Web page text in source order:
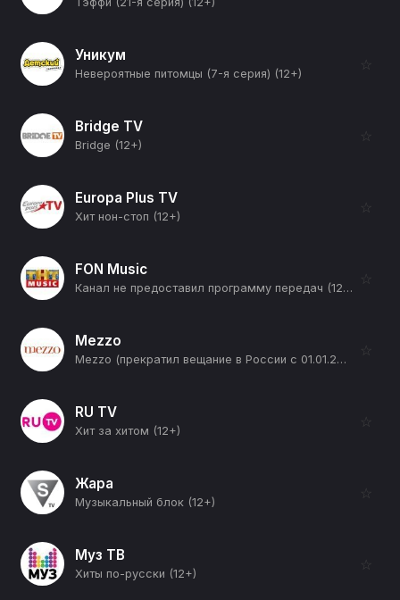
Уникум
Невероятные питомцы (7-я серия) (12+)
☆
Bridge TV
Bridge (12+)
☆
Europa Plus TV
Хит нон-стоп (12+)
☆
FON Music
Канал не предоставил программу передач (12+)
☆
Mezzo
Mezzo (прекратил вещание в России с 01.01.2026) (12+)
☆
RU TV
Хит за хитом (12+)
☆
Жара
Музыкальный блок (12+)
☆
Муз ТВ
Хиты по-русски (12+)
☆